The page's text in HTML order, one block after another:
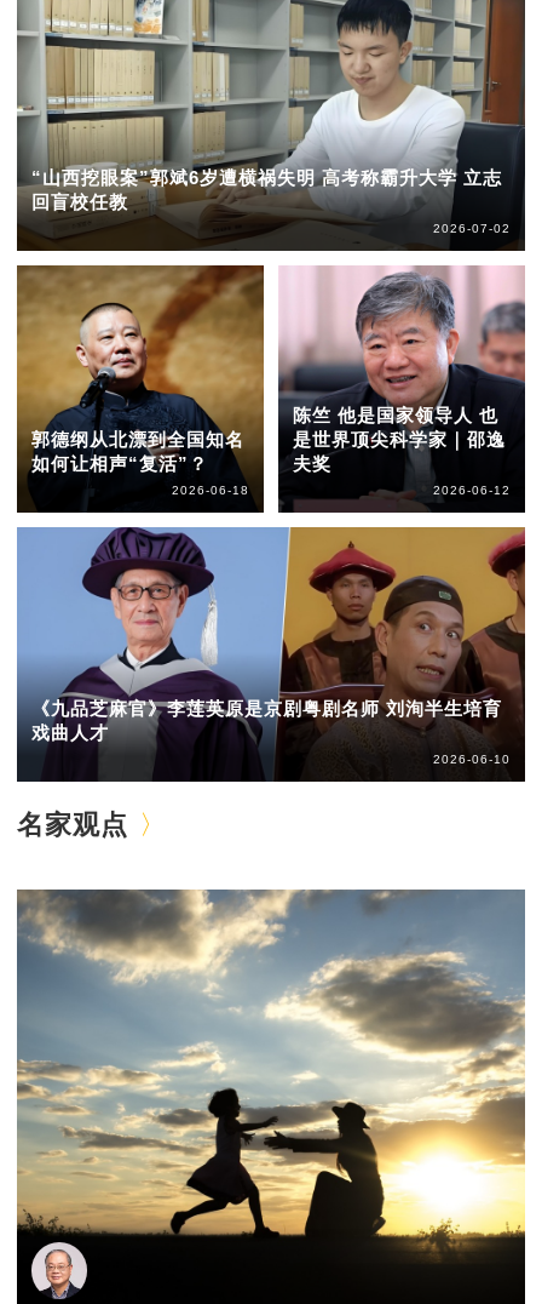
“山西挖眼案”郭斌6岁遭横祸失明 高考称霸升大学 立志
回盲校任教
2026-07-02
郭德纲从北漂到全国知名
如何让相声“复活”？
2026-06-18
陈竺 他是国家领导人 也
是世界顶尖科学家｜邵逸
夫奖
2026-06-12
《九品芝麻官》李莲英原是京剧粤剧名师 刘洵半生培育
戏曲人才
2026-06-10
名家观点